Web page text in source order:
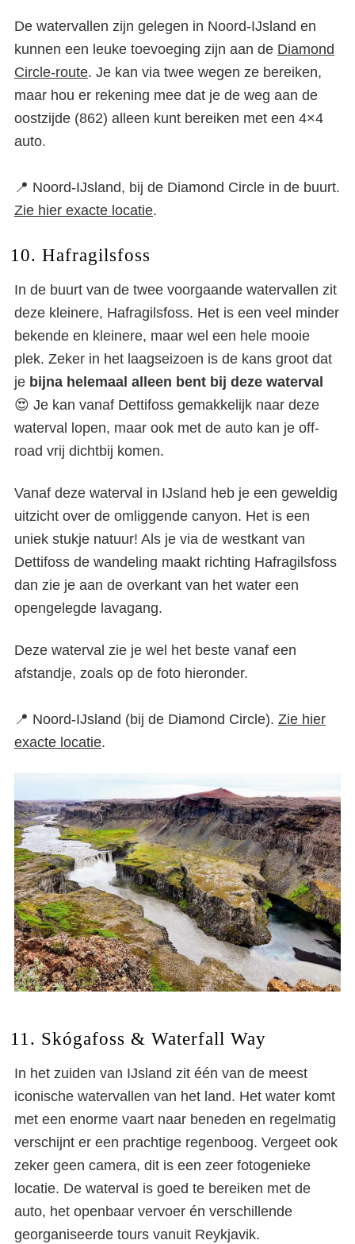
De watervallen zijn gelegen in Noord-IJsland en
kunnen een leuke toevoeging zijn aan de Diamond
Circle-route. Je kan via twee wegen ze bereiken,
maar hou er rekening mee dat je de weg aan de
oostzijde (862) alleen kunt bereiken met een 4×4
auto.
📍 Noord-IJsland, bij de Diamond Circle in de buurt.
Zie hier exacte locatie.
10. Hafragilsfoss
In de buurt van de twee voorgaande watervallen zit
deze kleinere, Hafragilsfoss. Het is een veel minder
bekende en kleinere, maar wel een hele mooie
plek. Zeker in het laagseizoen is de kans groot dat
je bijna helemaal alleen bent bij deze waterval
😍 Je kan vanaf Dettifoss gemakkelijk naar deze
waterval lopen, maar ook met de auto kan je off-
road vrij dichtbij komen.
Vanaf deze waterval in IJsland heb je een geweldig
uitzicht over de omliggende canyon. Het is een
uniek stukje natuur! Als je via de westkant van
Dettifoss de wandeling maakt richting Hafragilsfoss
dan zie je aan de overkant van het water een
opengelegde lavagang.
Deze waterval zie je wel het beste vanaf een
afstandje, zoals op de foto hieronder.
📍 Noord-IJsland (bij de Diamond Circle). Zie hier
exacte locatie.
11. Skógafoss & Waterfall Way
In het zuiden van IJsland zit één van de meest
iconische watervallen van het land. Het water komt
met een enorme vaart naar beneden en regelmatig
verschijnt er een prachtige regenboog. Vergeet ook
zeker geen camera, dit is een zeer fotogenieke
locatie. De waterval is goed te bereiken met de
auto, het openbaar vervoer én verschillende
georganiseerde tours vanuit Reykjavik.